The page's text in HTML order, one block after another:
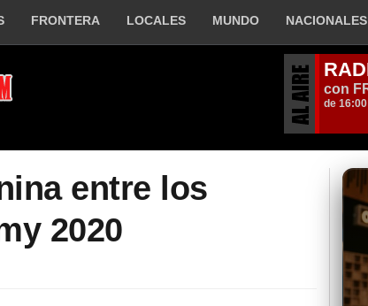
FRONTERA LOCALES MUNDO NACIONALES
entre los
2020